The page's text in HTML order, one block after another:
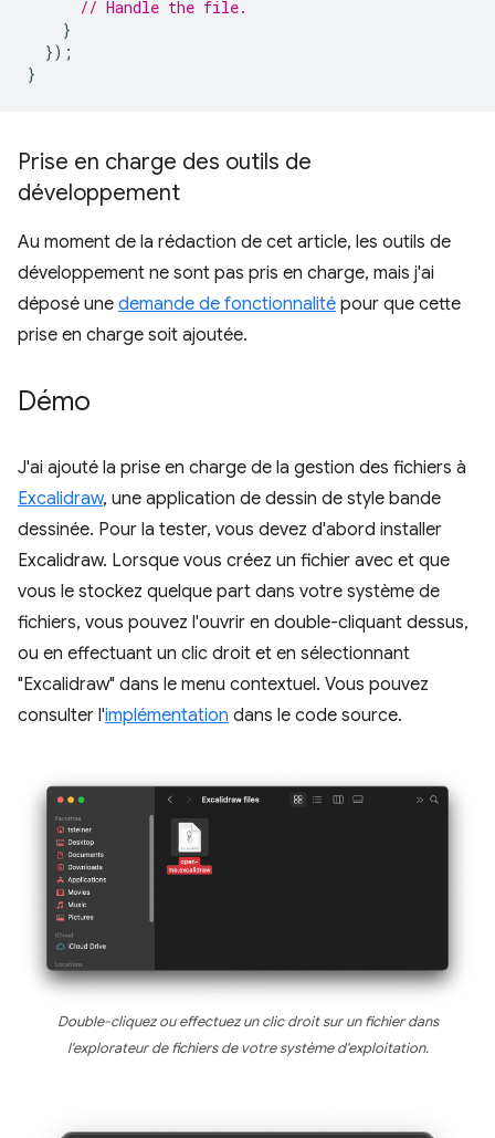
// Handle the file.
}
});
}
Prise en charge des outils de
développement
Au moment de la rédaction de cet article, les outils de
développement ne sont pas pris en charge, mais j'ai
déposé une demande de fonctionnalité pour que cette
prise en charge soit ajoutée.
Démo
J'ai ajouté la prise en charge de la gestion des fichiers à
Excalidraw, une application de dessin de style bande
dessinée. Pour la tester, vous devez d'abord installer
Excalidraw. Lorsque vous créez un fichier avec et que
vous le stockez quelque part dans votre système de
fichiers, vous pouvez l'ouvrir en double-cliquant dessus,
ou en effectuant un clic droit et en sélectionnant
"Excalidraw" dans le menu contextuel. Vous pouvez
consulter l'implémentation dans le code source.
Double-cliquez ou effectuez un clic droit sur un fichier dans
l'explorateur de fichiers de votre système d'exploitation.